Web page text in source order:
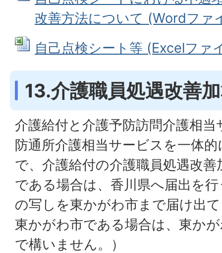
改善方法について (Wordファ
自己点検シート等 (Excelファ
13.介護職員処遇改善
介護給付と介護予防訪問介護相
防通所介護相当サービスを一体
で、介護給付の介護職員処遇改
である場合は、香川県へ届出を
の写しを東かがわ市まで届け出
東かがわ市である場合は、東か
で構いません。）